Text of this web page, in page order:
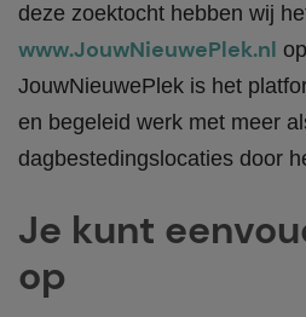
deze zoektocht hebben wij
www.JouwNieuwePlek.nl
JouwNieuwePlek is het
en begeleid werk met meer
dagbestedingslocaties door
Je kunt
op